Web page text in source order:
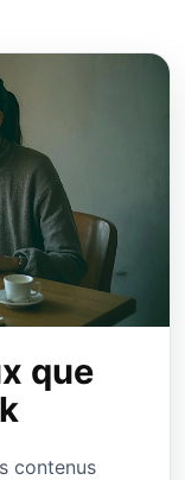
que
contenus